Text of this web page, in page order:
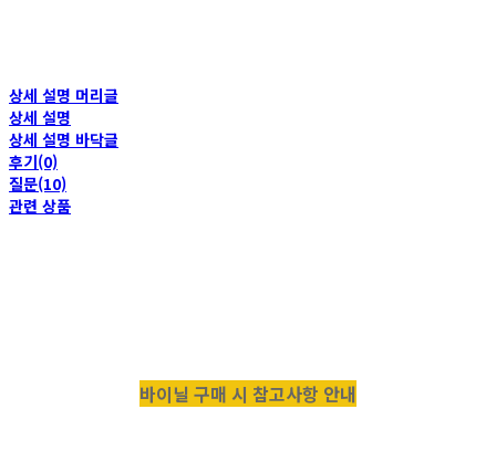
상세 설명 머리글
상세 설명
상세 설명 바닥글
후기(0)
질문(10)
관련 상품
바이닐 구매 시 참고사항 안내